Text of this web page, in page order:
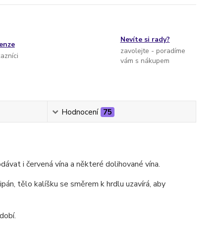
Nevíte si rady?
zavolejte - poradíme
vám s nákupem
Hodnocení 75
i červená vína a některé dolihované vína.
tělo kalíšku se směrem k hrdlu uzavírá, aby